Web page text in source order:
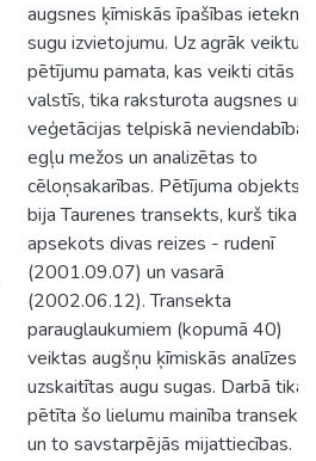
augsnes ķīmiskās īpašības ietekmē
sugu izvietojumu. Uz agrāk veiktu
pētījumu pamata, kas veikti citās
valstīs, tika raksturota augsnes un
veģetācijas telpiskā neviendabība
egļu mežos un analizētas to
cēloņsakarības. Pētījuma objekts
bija Taurenes transekts, kurš tika
apsekots divas reizes - rudenī
(2001.09.07) un vasarā
(2002.06.12). Transekta
parauglaukumiem (kopumā 40)
veiktas augšņu ķīmiskās analīzes
uzskaitītas augu sugas. Darbā tika
pētīta šo lielumu mainība transektā
un to savstarpējās mijattiecības.